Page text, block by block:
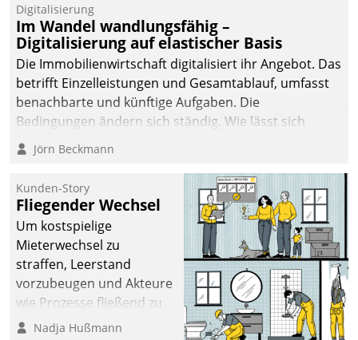
Datatrain. Die meravis
Wohnungsbau- und
Immobilien GmbH hat
sich dabei für den Betrieb
der Lösung über die SAP
Cloud Platform
entschieden - als erstes
Unternehmen am
Digitalisierung
Im Wandel wandlungsfähig –
Digitalisierung auf elastischer Basis
Die Immobilienwirtschaft digitalisiert ihr Angebot. Das
betrifft Einzelleistungen und Gesamtablauf, umfasst
benachbarte und künftige Aufgaben. Die
Bedingungen ändern sich ständig. Wie lässt sich
technisch die Kontrolle wahren und zugleich Freiraum
fürs Wachsen öffnen?
Jörn Beckmann
Kunden-Story
Fliegender Wechsel
Um kostspielige
Mieterwechsel zu
straffen, Leerstand
vorzubeugen und Akteure
wie Prozesse fließend zu
vernetzen, nutzt die
Nadja Hußmann